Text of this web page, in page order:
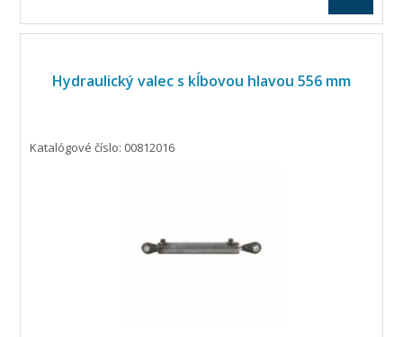
Hydraulický valec s kĺbovou hlavou 556 mm
Katalógové číslo: 00812016